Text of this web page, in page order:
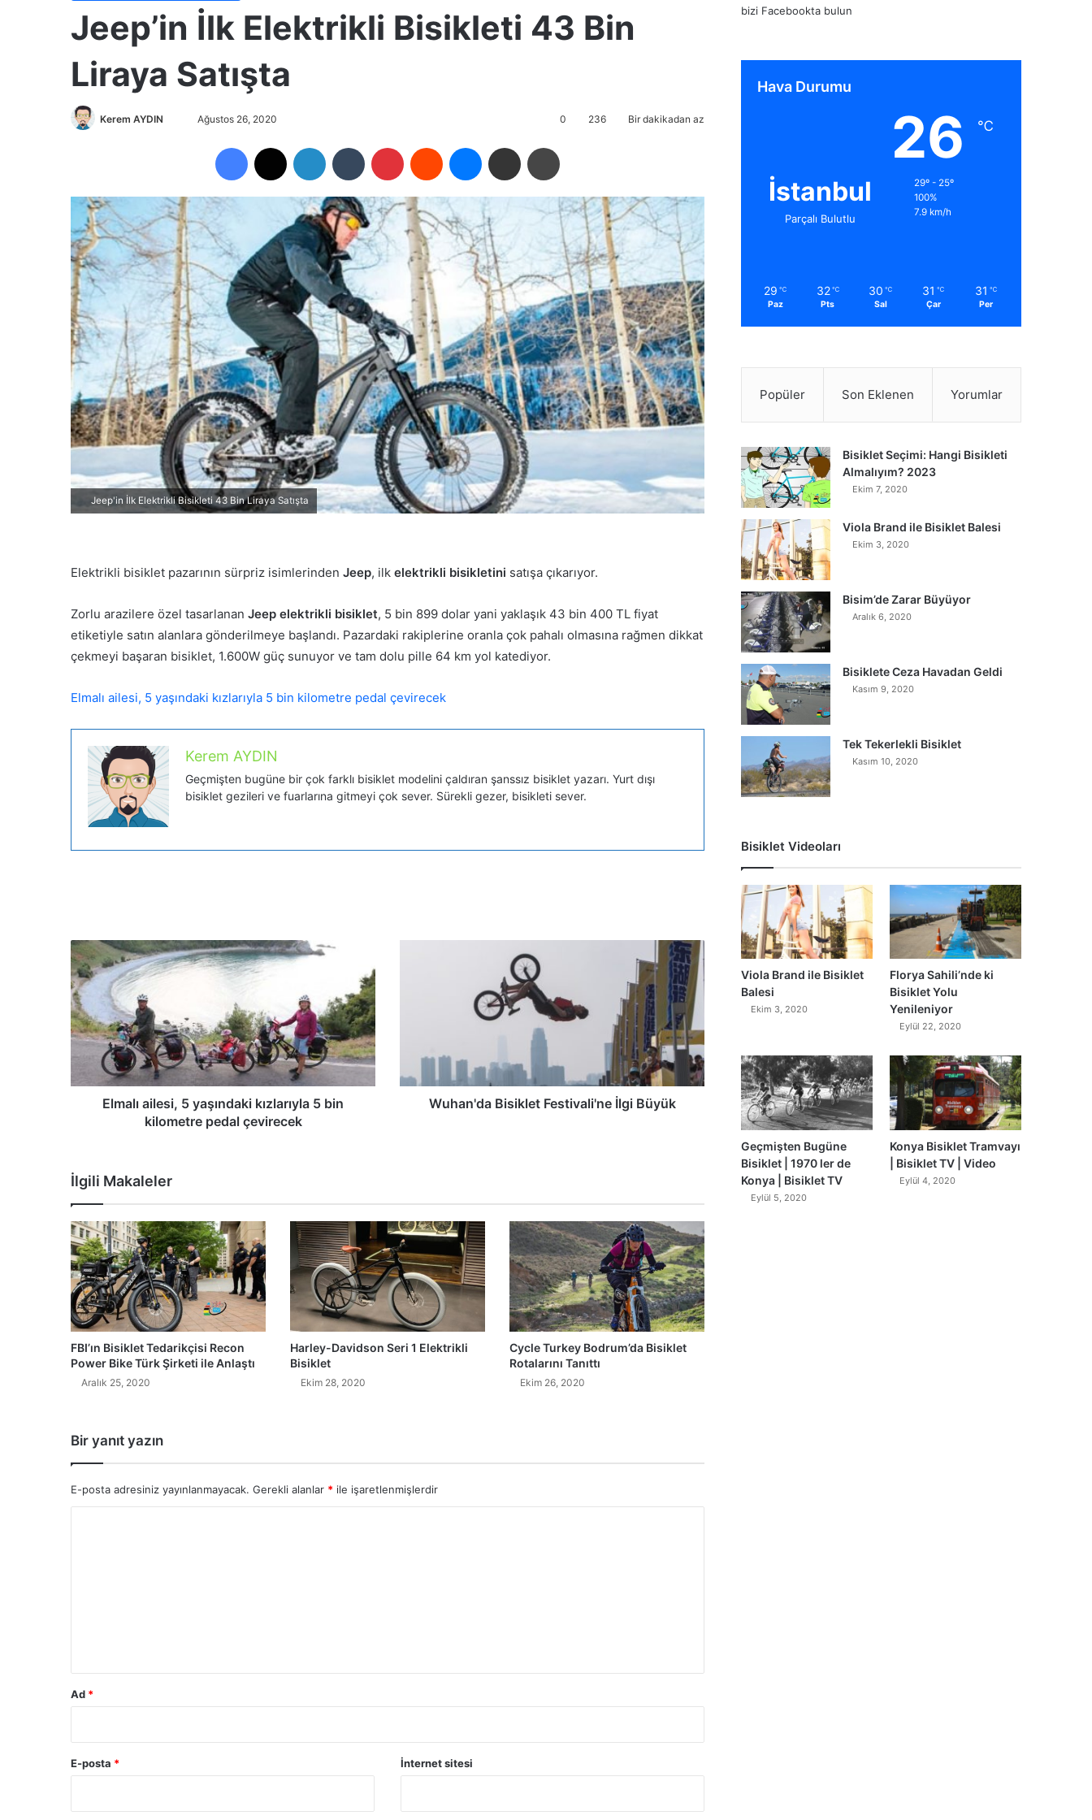
Jeep’in İlk Elektrikli Bisikleti 43 Bin
Liraya Satışta
Kerem AYDIN
-
p
s
t
a
g
ö
d
e
r
m
e
k
Ağustos 26, 2020 0 236 Bir dakikadan az
Jeep'in İlk Elektrikli Bisikleti 43 Bin Liraya Satışta
Elektrikli bisiklet pazarının sürpriz isimlerinden Jeep, ilk elektrikli bisikletini satışa çıkarıyor.
Zorlu arazilere özel tasarlanan Jeep elektrikli bisiklet, 5 bin 899 dolar yani yaklaşık 43 bin 400 TL fiyat
etiketiyle satın alanlara gönderilmeye başlandı. Pazardaki rakiplerine oranla çok pahalı olmasına rağmen dikkat
çekmeyi başaran bisiklet, 1.600W güç sunuyor ve tam dolu pille 64 km yol katediyor.
Elmalı ailesi, 5 yaşındaki kızlarıyla 5 bin kilometre pedal çevirecek
Kerem AYDIN
Geçmişten bugüne bir çok farklı bisiklet modelini çaldıran şanssız bisiklet yazarı. Yurt dışı
bisiklet gezileri ve fuarlarına gitmeyi çok sever. Sürekli gezer, bisikleti sever.
Elmalı ailesi, 5 yaşındaki kızlarıyla 5 bin
kilometre pedal çevirecek
Wuhan'da Bisiklet Festivali'ne İlgi Büyük
İlgili Makaleler
FBI’ın Bisiklet Tedarikçisi Recon
Power Bike Türk Şirketi ile Anlaştı
Aralık 25, 2020
Harley-Davidson Seri 1 Elektrikli
Bisiklet
Ekim 28, 2020
Cycle Turkey Bodrum’da Bisiklet
Rotalarını Tanıttı
Ekim 26, 2020
Bir yanıt yazın
E-posta adresiniz yayınlanmayacak. Gerekli alanlar * ile işaretlenmişlerdir
Ad *
E-posta * İnternet sitesi
bizi Facebookta bulun
Hava Durumu
İstanbul
Parçalı Bulutlu
26 ℃
29º - 25º
100%
7.9 km/h
29 ℃
Paz
32 ℃
Pts
30 ℃
Sal
31 ℃
Çar
31 ℃
Per
Popüler Son Eklenen Yorumlar
Bisiklet Seçimi: Hangi Bisikleti
Almalıyım? 2023
Ekim 7, 2020
Viola Brand ile Bisiklet Balesi
Ekim 3, 2020
Bisim’de Zarar Büyüyor
Aralık 6, 2020
Bisiklete Ceza Havadan Geldi
Kasım 9, 2020
Tek Tekerlekli Bisiklet
Kasım 10, 2020
Bisiklet Videoları
Viola Brand ile Bisiklet
Balesi
Ekim 3, 2020
Florya Sahili’nde ki
Bisiklet Yolu
Yenileniyor
Eylül 22, 2020
Geçmişten Bugüne
Bisiklet | 1970 ler de
Konya | Bisiklet TV
Eylül 5, 2020
Konya Bisiklet Tramvayı
| Bisiklet TV | Video
Eylül 4, 2020